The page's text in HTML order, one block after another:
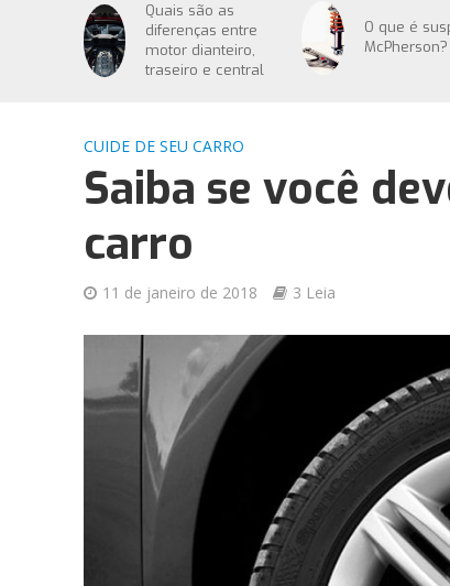
Quais são as
diferenças entre
motor dianteiro,
traseiro e central
O que é
McPherson?
CUIDE DE SEU CARRO
Saiba se você
carro
11 de janeiro de 2018 3 Leia